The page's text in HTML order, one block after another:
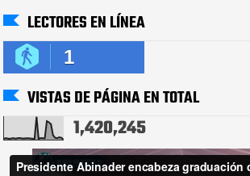
LECTORES EN LÍNEA
1
VISTAS DE PÁGINA EN TOTAL
1,420,245